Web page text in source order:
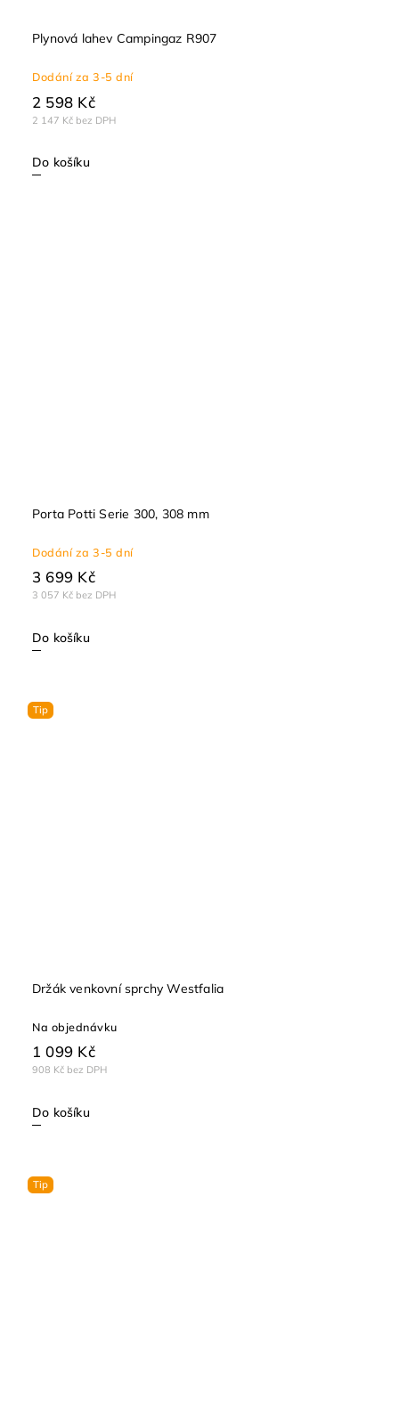
Plynová lahev Campingaz R907
Dodání za 3-5 dní
2 147 Kč bez DPH
2 598 Kč
Do košíku
Porta Potti Serie 300, 308 mm
Dodání za 3-5 dní
3 057 Kč bez DPH
3 699 Kč
Do košíku
Tip
Držák venkovní sprchy Westfalia
Na objednávku
908 Kč bez DPH
1 099 Kč
Do košíku
Tip